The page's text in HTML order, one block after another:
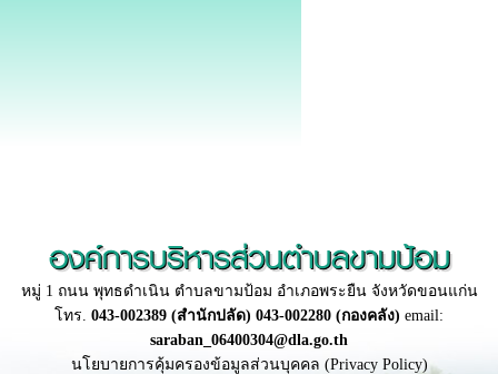
องค์การบริหารส่วนตำบลขามป้อม
หมู่ 1 ถนน พุทธดำเนิน ตำบลขามป้อม อำเภอพระยืน จังหวัดขอนแก่น
โทร. 043-002389 (สำนักปลัด) 043-002280 (กองคลัง) email:
saraban_06400304@dla.go.th
นโยบายการคุ้มครองข้อมูลส่วนบุคคล (Privacy Policy)